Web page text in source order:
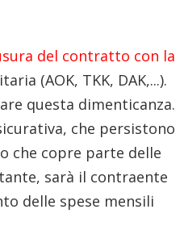
del contratto con la
(AOK, TKK, DAK,...).
questa dimenticanza.
che persistono
che copre parte delle
sarà il contraente
delle spese mensili